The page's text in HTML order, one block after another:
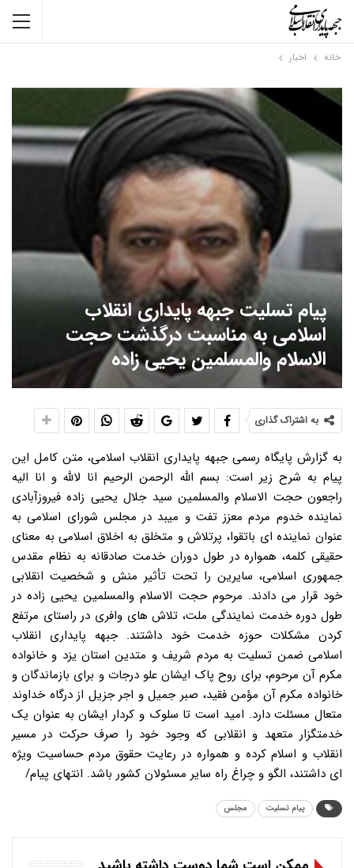
خانه اخبار
پیام تسلیت جبهه پایداری انقلاب
اسلامی به مناسبت درگذشت حجت
الاسلام والمسلمین یحیی زاده
به اشتراک گذاری
به گزارش پایگاه رسمی جبهه پایداری انقلاب اسلامی، متن کامل این
پیام به شرح زیر است: بسم الله الرحمن الرحیم انا لالله و انا الیه
راجعون حجت الاسلام والمسلمین سید جلال یحیی زاده فیروزآبادی
نماینده خدوم مردم معزز تفت و میبد در مجلس شورای اسلامی به
عنوان نماینده ای باتقوا، پرتلاش و متخلق به اخلاق اسلامی به معنای
حقیقی کلمه، همواره در طول دوران خدمت صادقانه به نظام مقدس
جمهوری اسلامی، سایرین را تحت تأثیر منش و شخصیت انقلابی
خود قرار می دادند. مرحوم حجت الاسلام والمسلمین یحیی زاده در
طول دوره خدمت نمایندگی ملت، تلاش های وافری در راستای مرتفع
کردن مشکلات حوزه خدمت خود داشتند. جبهه پایداری انقلاب
اسلامی ضمن تسلیت به مردم شریف و متدین استان یزد و خانواده
مکرم آن مرحوم، برای روح پاک ایشان علو درجات و برای بازماندگان و
خانواده مکرم آن مؤمن فقید، صبر جمیل و اجر جزیل از درگاه خداوند
متعال مسئلت دارد. امید است تا سلوک و کردار ایشان به عنوان یک
خدمتگزار متعهد و انقلابی که وجود خود را صرف حرکت در مسیر
انقلاب و اسلام کرده و همواره در رعایت حقوق مردم حساسیت ویژه
ای داشتند، الگو و چراغ راه سایر مسئولان کشور باشد. انتهای پیام/
پیام تسلیت مجلس